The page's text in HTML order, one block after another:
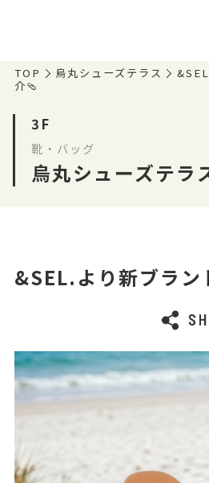
TOP 烏丸シューズテラス
介🩴
3F
靴・バッグ
烏丸シューズテラ
&SEL.より新ブラン